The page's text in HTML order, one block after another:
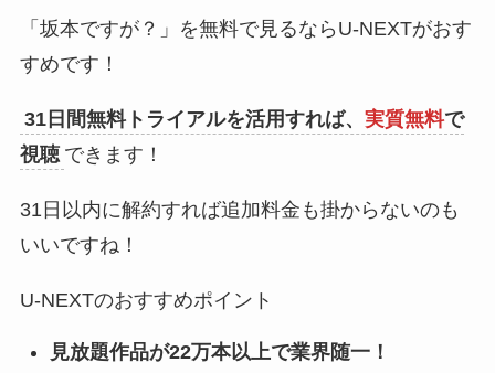
「坂本ですが？」を無料で見るならU-NEXTがおす
すめです！
31日間無料トライアルを活用すれば、 実質無料で
視聴 できます！
31日以内に解約すれば追加料金も掛からないのも
いいですね！
U-NEXTのおすすめポイント
見放題作品が22万本以上で業界随一！